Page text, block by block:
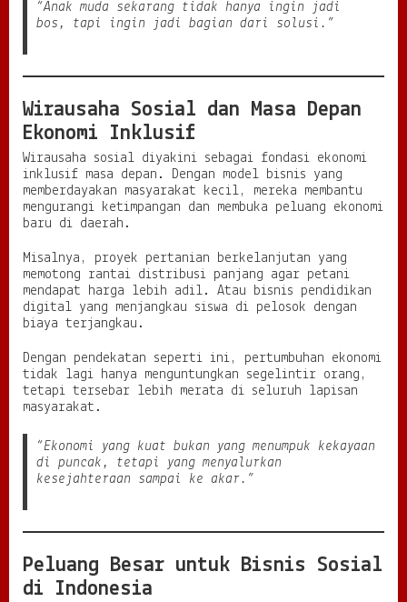
“Anak muda sekarang tidak hanya ingin jadi
bos, tapi ingin jadi bagian dari solusi.”
Wirausaha Sosial dan Masa Depan
Ekonomi Inklusif
Wirausaha sosial diyakini sebagai fondasi ekonomi
inklusif masa depan. Dengan model bisnis yang
memberdayakan masyarakat kecil, mereka membantu
mengurangi ketimpangan dan membuka peluang ekonomi
baru di daerah.
Misalnya, proyek pertanian berkelanjutan yang
memotong rantai distribusi panjang agar petani
mendapat harga lebih adil. Atau bisnis pendidikan
digital yang menjangkau siswa di pelosok dengan
biaya terjangkau.
Dengan pendekatan seperti ini, pertumbuhan ekonomi
tidak lagi hanya menguntungkan segelintir orang,
tetapi tersebar lebih merata di seluruh lapisan
masyarakat.
“Ekonomi yang kuat bukan yang menumpuk kekayaan
di puncak, tetapi yang menyalurkan
kesejahteraan sampai ke akar.”
Peluang Besar untuk Bisnis Sosial
di Indonesia